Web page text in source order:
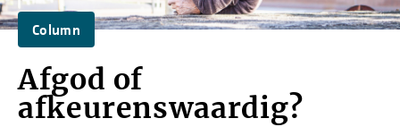
Column
Afgod of
afkeurenswaardig?